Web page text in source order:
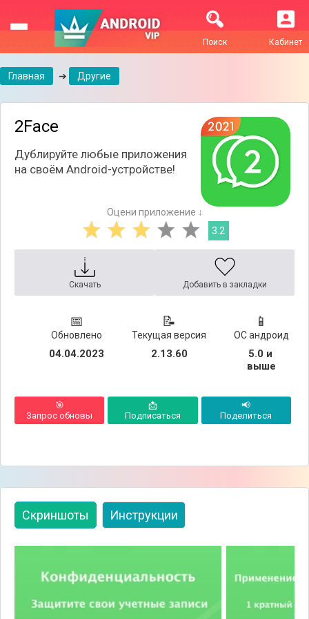
Кабинет
Поиск
Главная ➔ Другие
2Face
Дублируйте любые приложения
на своём Android-устройстве!
Оцени приложение ↓
3.2
Скачать Добавить в закладки
📅
Обновлено
04.04.2023
📝
Текущая версия
2.13.60
📱
ОС андроид
5.0 и
выше
🎯
Запрос обновы
📩
Подписаться
📢
Поделиться
Скриншоты Инструкции